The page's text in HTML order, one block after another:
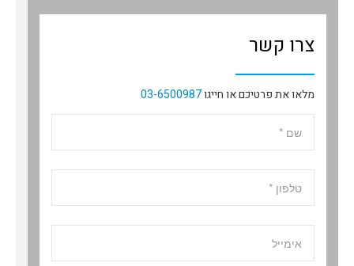
צרו קשר
מלאו את פרטיכם או חייגו03-6500987